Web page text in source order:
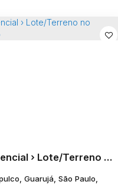
Residencial › Lote/Terreno no Acapulco
Guarujá, São Paulo,